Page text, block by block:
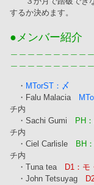
するか決めます。
●メンバー紹介
・ MTorST：〆
・Falu Malacia
チ内
・Sachi Gumi
PH
チ内
・Ciel Carlisle
BH
チ内
・Tuna tea
D1：モ
・John Tetsuyag